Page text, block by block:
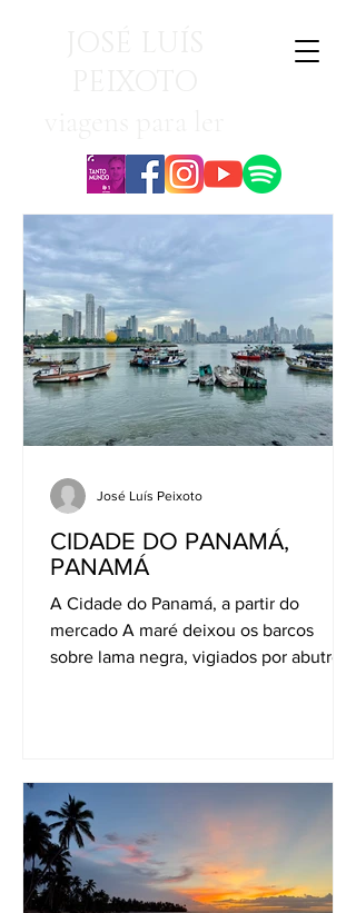
CIDADE DO PANAMÁ,
PANAMÁ
A Cidade do Panamá, a partir do
mercado A maré deixou os barcos
sobre lama negra, vigiados por abutres
madeira. Agora, as suas cores garridas
contrastam com a lama e com o céu
pesado. O sol é filtrado por nuvens
pesadas, o calor é ainda mais
castigador. No caminho para o
José Luís Peixoto